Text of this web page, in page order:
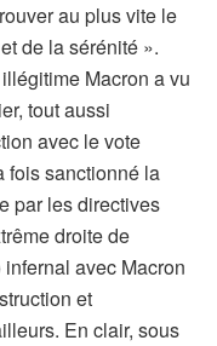
au plus vite le
de la sérénité ».
Macron a vu
tout aussi
avec le vote
fois sanctionné la
par les directives
droite de
avec Macron
et
En clair, sous